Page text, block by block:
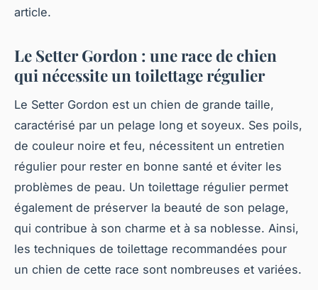
article.
Le Setter Gordon : une race de chien
qui nécessite un toilettage régulier
Le Setter Gordon est un chien de grande taille,
caractérisé par un pelage long et soyeux. Ses poils,
de couleur noire et feu, nécessitent un entretien
régulier pour rester en bonne santé et éviter les
problèmes de peau. Un toilettage régulier permet
également de préserver la beauté de son pelage,
qui contribue à son charme et à sa noblesse. Ainsi,
les techniques de toilettage recommandées pour
un chien de cette race sont nombreuses et variées.